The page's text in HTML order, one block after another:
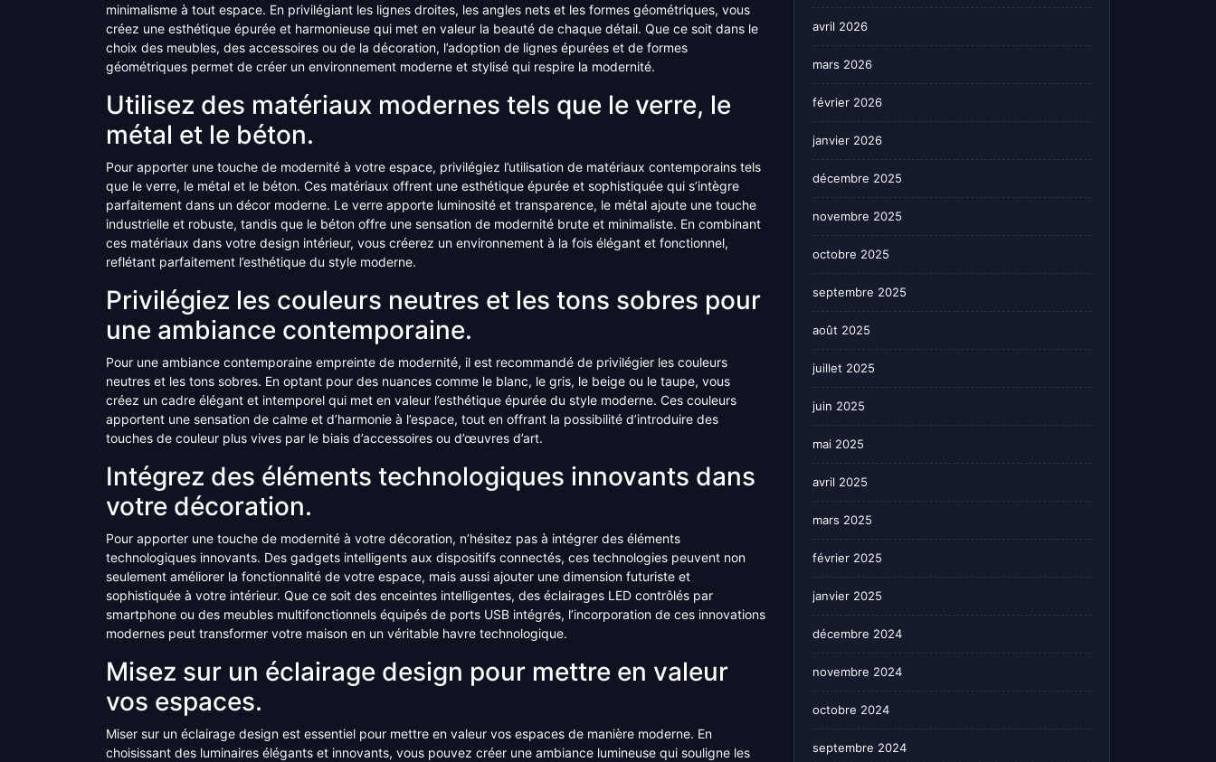
minimalisme à tout espace. En privilégiant les lignes droites, les angles nets et les formes géométriques, vous
créez une esthétique épurée et harmonieuse qui met en valeur la beauté de chaque détail. Que ce soit dans le
choix des meubles, des accessoires ou de la décoration, l’adoption de lignes épurées et de formes
géométriques permet de créer un environnement moderne et stylisé qui respire la modernité.
Utilisez des matériaux modernes tels que le verre, le
métal et le béton.
Pour apporter une touche de modernité à votre espace, privilégiez l’utilisation de matériaux contemporains tels
que le verre, le métal et le béton. Ces matériaux offrent une esthétique épurée et sophistiquée qui s’intègre
parfaitement dans un décor moderne. Le verre apporte luminosité et transparence, le métal ajoute une touche
industrielle et robuste, tandis que le béton offre une sensation de modernité brute et minimaliste. En combinant
ces matériaux dans votre design intérieur, vous créerez un environnement à la fois élégant et fonctionnel,
reflétant parfaitement l’esthétique du style moderne.
Privilégiez les couleurs neutres et les tons sobres pour
une ambiance contemporaine.
Pour une ambiance contemporaine empreinte de modernité, il est recommandé de privilégier les couleurs
neutres et les tons sobres. En optant pour des nuances comme le blanc, le gris, le beige ou le taupe, vous
créez un cadre élégant et intemporel qui met en valeur l’esthétique épurée du style moderne. Ces couleurs
apportent une sensation de calme et d’harmonie à l’espace, tout en offrant la possibilité d’introduire des
touches de couleur plus vives par le biais d’accessoires ou d’œuvres d’art.
Intégrez des éléments technologiques innovants dans
votre décoration.
Pour apporter une touche de modernité à votre décoration, n’hésitez pas à intégrer des éléments
technologiques innovants. Des gadgets intelligents aux dispositifs connectés, ces technologies peuvent non
seulement améliorer la fonctionnalité de votre espace, mais aussi ajouter une dimension futuriste et
sophistiquée à votre intérieur. Que ce soit des enceintes intelligentes, des éclairages LED contrôlés par
smartphone ou des meubles multifonctionnels équipés de ports USB intégrés, l’incorporation de ces innovations
modernes peut transformer votre maison en un véritable havre technologique.
Misez sur un éclairage design pour mettre en valeur
vos espaces.
Miser sur un éclairage design est essentiel pour mettre en valeur vos espaces de manière moderne. En
choisissant des luminaires élégants et innovants, vous pouvez créer une ambiance lumineuse qui souligne les
avril 2026
mars 2026
février 2026
janvier 2026
décembre 2025
novembre 2025
octobre 2025
septembre 2025
août 2025
juillet 2025
juin 2025
mai 2025
avril 2025
mars 2025
février 2025
janvier 2025
décembre 2024
novembre 2024
octobre 2024
septembre 2024